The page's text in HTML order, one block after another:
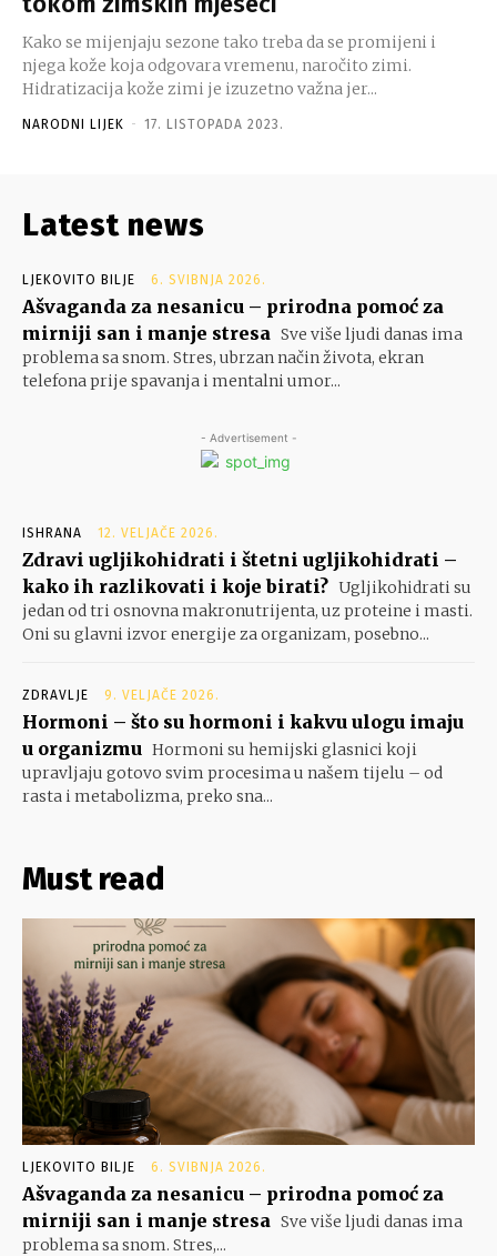
Kako se mijenjaju sezone tako treba da se promijeni i
njega kože koja odgovara vremenu, naročito zimi.
Hidratizacija kože zimi je izuzetno važna jer...
NARODNI LIJEK - 17. LISTOPADA 2023.
Latest news
LJEKOVITO BILJE 6. SVIBNJA 2026.
Ašvaganda za nesanicu – prirodna pomoć za
mirniji san i manje stresa Sve više ljudi danas ima
problema sa snom. Stres, ubrzan način života, ekran
telefona prije spavanja i mentalni umor...
- Advertisement -
ISHRANA 12. VELJAČE 2026.
Zdravi ugljikohidrati i štetni ugljikohidrati –
kako ih razlikovati i koje birati? Ugljikohidrati su
jedan od tri osnovna makronutrijenta, uz proteine i masti.
Oni su glavni izvor energije za organizam, posebno...
ZDRAVLJE 9. VELJAČE 2026.
Hormoni – što su hormoni i kakvu ulogu imaju
u organizmu Hormoni su hemijski glasnici koji
upravljaju gotovo svim procesima u našem tijelu – od
rasta i metabolizma, preko sna...
Must read
LJEKOVITO BILJE 6. SVIBNJA 2026.
Ašvaganda za nesanicu – prirodna pomoć za
mirniji san i manje stresa Sve više ljudi danas ima
problema sa snom. Stres,...